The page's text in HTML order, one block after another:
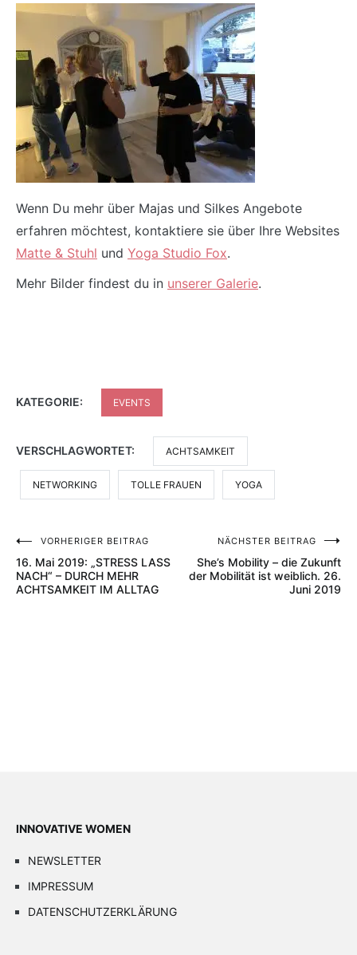
Wenn Du mehr über Majas und Silkes Angebote
erfahren möchtest, kontaktiere sie über Ihre Websites
Matte & Stuhl und Yoga Studio Fox.
Mehr Bilder findest du in unserer Galerie.
KATEGORIE: EVENTS
VERSCHLAGWORTET: ACHTSAMKEIT
NETWORKING TOLLE FRAUEN YOGA
Beitragsnavigation
VORHERIGER BEITRAG
16. Mai 2019: „STRESS LASS
NACH“ – DURCH MEHR
ACHTSAMKEIT IM ALLTAG
NÄCHSTER BEITRAG
She’s Mobility – die Zukunft
der Mobilität ist weiblich. 26.
Juni 2019
INNOVATIVE WOMEN
NEWSLETTER
IMPRESSUM
DATENSCHUTZERKLÄRUNG